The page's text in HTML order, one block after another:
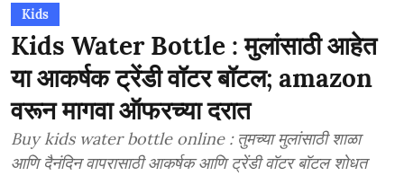
Kids
Kids Water Bottle : मुलांसाठी आहेत
या आकर्षक ट्रेंडी वॉटर बॉटल; amazon
वरून मागवा ऑफरच्या दरात
Buy kids water bottle online : तुमच्या मुलांसाठी शाळा
आणि दैनंदिन वापरासाठी आकर्षक आणि ट्रेंडी वॉटर बॉटल शोधत